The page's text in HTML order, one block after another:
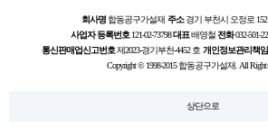
회사명합동공구가설재 주소경기 부천시 오정로 152
사업자 등록번호121-02-73798대표배영철전화032-501-
통신판매업신고번호제2023-경기부천-4452 호 개인정보관리책
Copyright © 1998-2015 합동공구가설재. All Rights
상단으로